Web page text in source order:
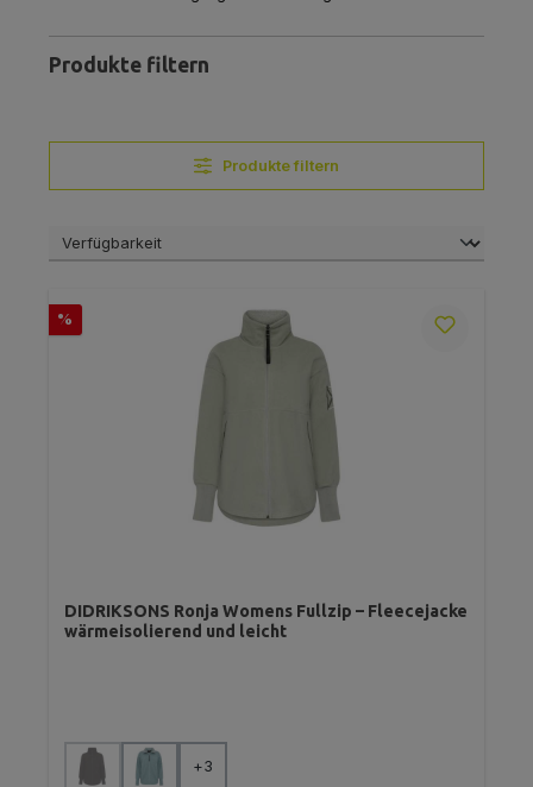
Produkte filtern
Produkte filtern
Rabatt
%
DIDRIKSONS Ronja Womens Fullzip – Fleecejacke
wärmeisolierend und leicht
Farbe auswählen
(Diese Option ist zurzeit nicht verfügbar.)
+3